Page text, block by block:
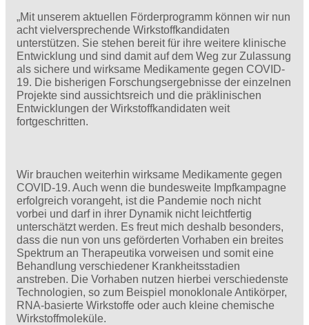
„Mit unserem aktuellen Förderprogramm können wir nun
acht vielversprechende Wirkstoffkandidaten
unterstützen. Sie stehen bereit für ihre weitere klinische
Entwicklung und sind damit auf dem Weg zur Zulassung
als sichere und wirksame Medikamente gegen COVID-
19. Die bisherigen Forschungsergebnisse der einzelnen
Projekte sind aussichtsreich und die präklinischen
Entwicklungen der Wirkstoffkandidaten weit
fortgeschritten.
Wir brauchen weiterhin wirksame Medikamente gegen
COVID-19. Auch wenn die bundesweite Impfkampagne
erfolgreich vorangeht, ist die Pandemie noch nicht
vorbei und darf in ihrer Dynamik nicht leichtfertig
unterschätzt werden. Es freut mich deshalb besonders,
dass die nun von uns geförderten Vorhaben ein breites
Spektrum an Therapeutika vorweisen und somit eine
Behandlung verschiedener Krankheitsstadien
anstreben. Die Vorhaben nutzen hierbei verschiedenste
Technologien, so zum Beispiel monoklonale Antikörper,
RNA-basierte Wirkstoffe oder auch kleine chemische
Wirkstoffmoleküle.